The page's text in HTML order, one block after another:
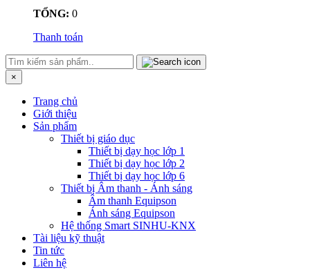
TỔNG: 0
Thanh toán
×
Trang chủ
Giới thiệu
Sản phẩm
Thiết bị giáo dục
Thiết bị dạy học lớp 1
Thiết bị dạy học lớp 2
Thiết bị dạy học lớp 6
Thiết bị Âm thanh - Ánh sáng
Âm thanh Equipson
Ánh sáng Equipson
Hệ thống Smart SINHU-KNX
Tài liệu kỹ thuật
Tin tức
Liên hệ